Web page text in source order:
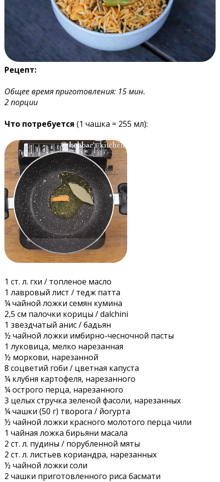
Рецепт:
Общее время приготовления: 15 мин.
2 порции
Что потребуется (1 чашка = 255 мл):
1 ст. л. гхи / топленое масло
1 лавровый лист / тедж патта
¼ чайной ложки семян кумина
2,5 см палочки корицы / dalchini
1 звездчатый анис / бадьян
½ чайной ложки имбирно-чесночной пасты
1 луковица, мелко нарезанная
½ моркови, нарезанной
8 соцветий гоби / цветная капуста
¼ клубня картофеля, нарезанного
¼ острого перца, нарезанного
3 целых стручка зеленой фасоли, нарезанных
¼ чашки (50 г) творога / йогурта
½ чайной ложки красного молотого перца чили
1 чайная ложка бирьяни масала
2 ст. л. пудины / порубленной мяты
2 ст. л. листьев кориандра, нарезанных
½ чайной ложки соли
2 чашки приготовленного риса басмати